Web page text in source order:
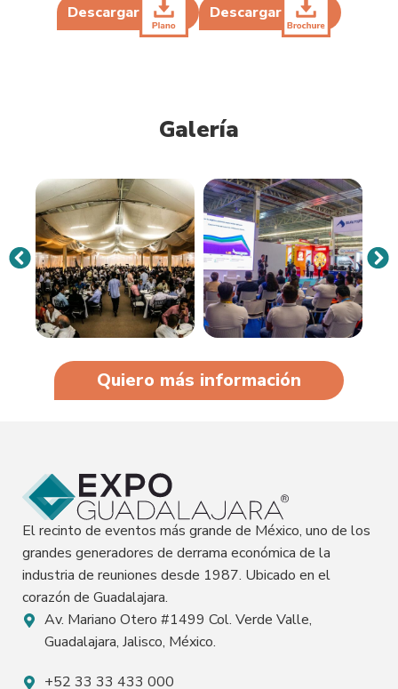
Descargar Descargar
Galería
Quiero más información
El recinto de eventos más grande de México, uno de los
grandes generadores de derrama económica de la
industria de reuniones desde 1987. Ubicado en el
corazón de Guadalajara.
Av. Mariano Otero #1499 Col. Verde Valle,
Guadalajara, Jalisco, México.
+52 33 33 433 000